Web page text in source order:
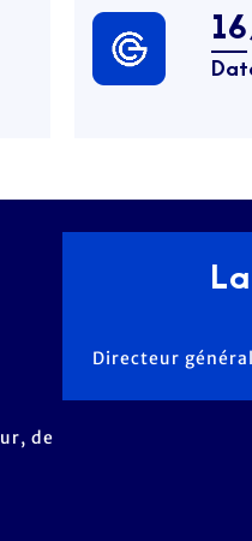
de
Directeur